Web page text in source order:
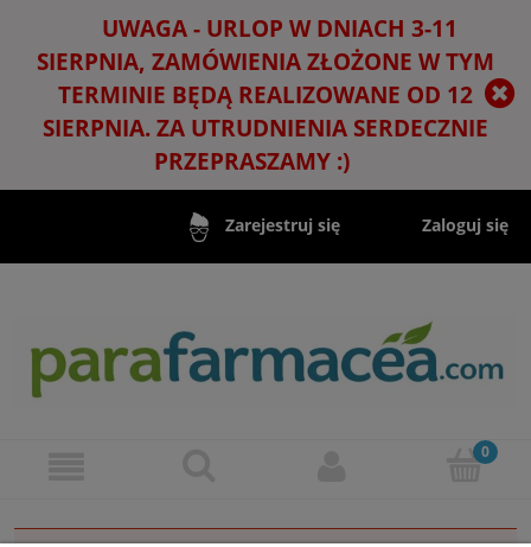
UWAGA - URLOP W DNIACH 3-11
SIERPNIA, ZAMÓWIENIA ZŁOŻONE W TYM
TERMINIE BĘDĄ REALIZOWANE OD 12
SIERPNIA. ZA UTRUDNIENIA SERDECZNIE
PRZEPRASZAMY :)
Zarejestruj się Zaloguj się